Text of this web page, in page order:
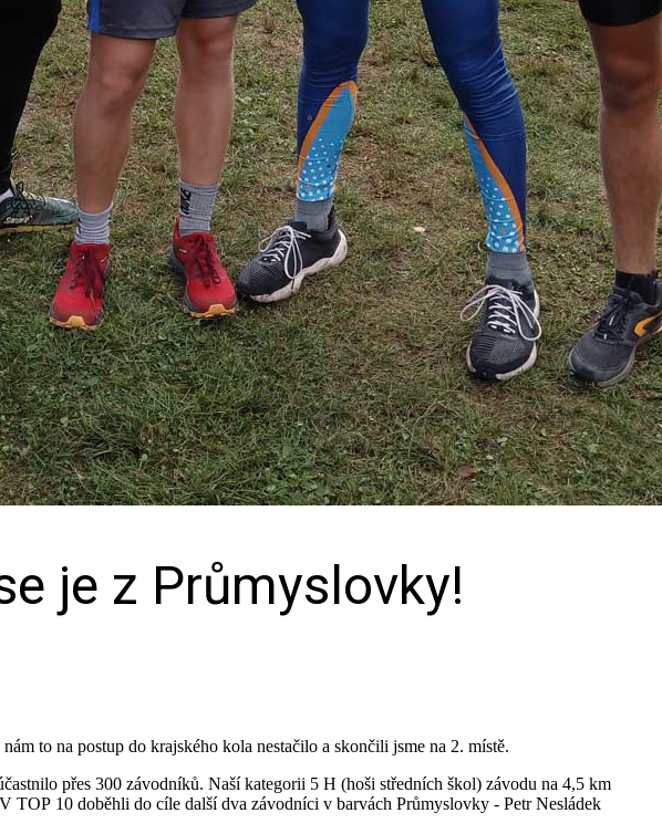
je z Průmyslovky!
to na postup do krajského kola nestačilo a skončili jsme na 2. místě.
přes 300 závodníků. Naší kategorii 5 H (hoši středních škol) závodu na 4,5 km
TOP 10 doběhli do cíle další dva závodníci v barvách Průmyslovky - Petr Nesládek